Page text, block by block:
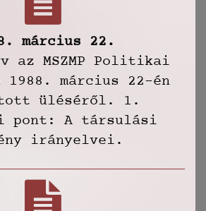
március 22.
az MSZMP Politikai
március 22-én
üléséről. 1.
pont: A társulási
irányelvei.